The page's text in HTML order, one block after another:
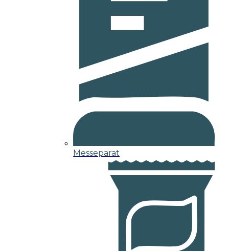
Messeparat